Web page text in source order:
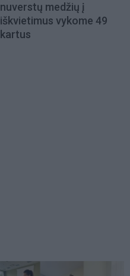
nuverstų medžių į
iškvietimus vykome 49
kartus